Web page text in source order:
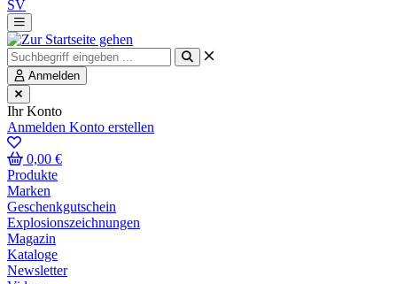
SV
Anmelden
Ihr Konto
Anmelden Konto erstellen
0,00 €
Produkte
Marken
Geschenkgutschein
Explosionszeichnungen
Magazin
Kataloge
Newsletter